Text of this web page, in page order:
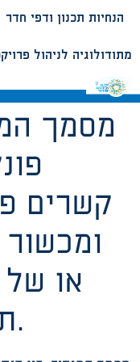
הנחיות תכנון ודפי חדר
מתודולוגיה לניהול
מסמך
קשרים
או
תכנון מפורט שלו.